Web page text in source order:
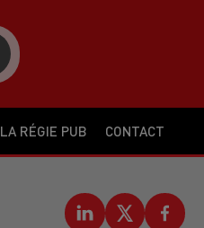
LA RÉGIE PUB CONTACT